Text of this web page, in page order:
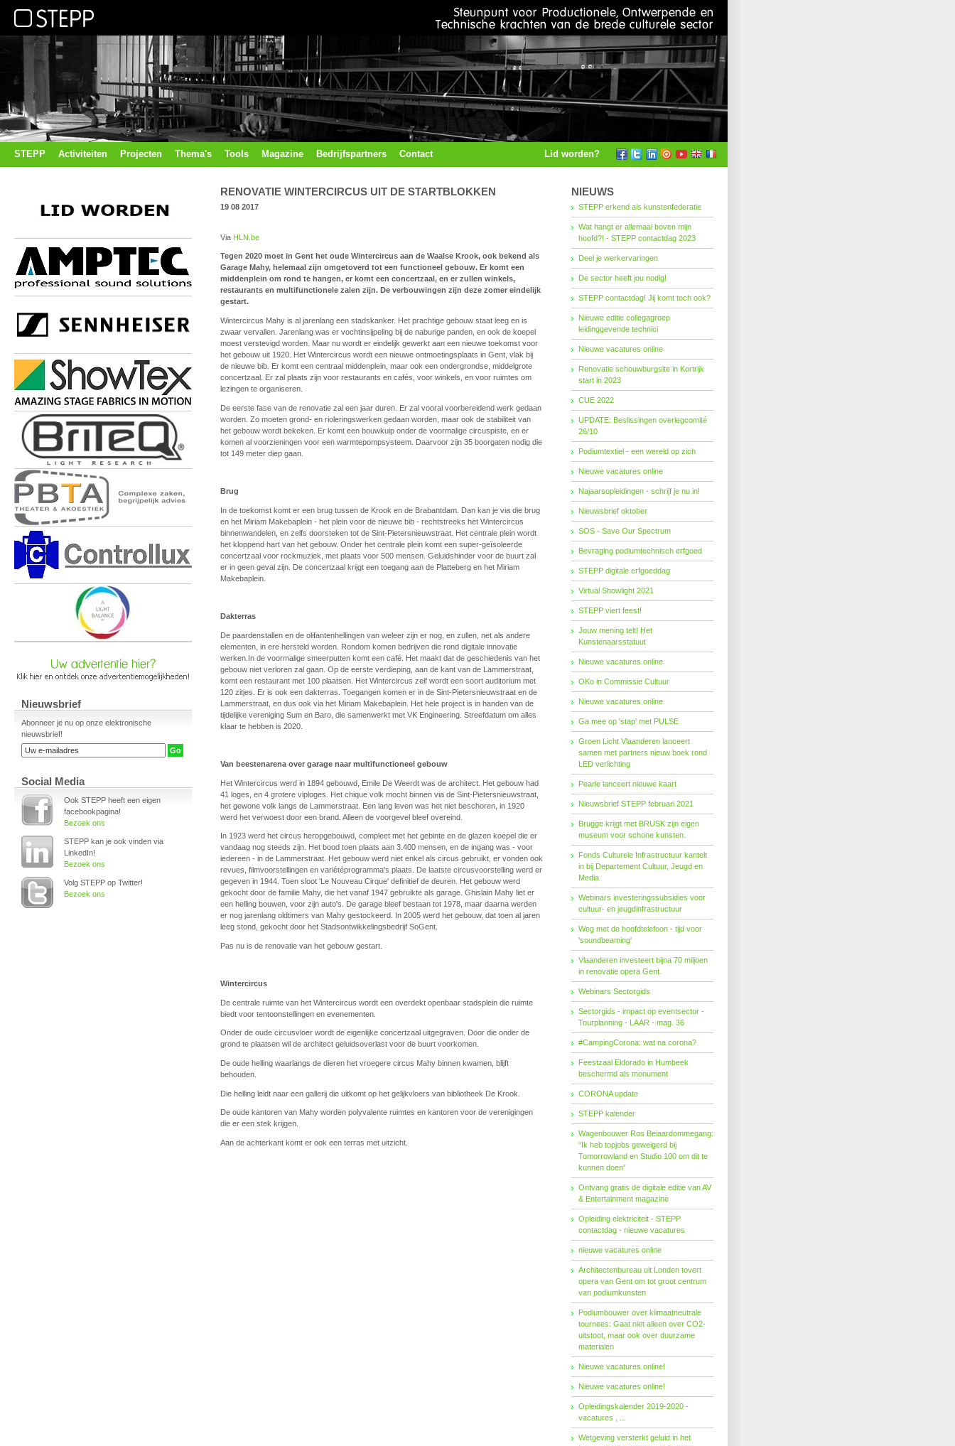
STEPP Activiteiten Projecten Thema's Tools Magazine Bedrijfspartners Contact Lid worden?
Nieuwsbrief
Abonneer je nu op onze elektronische
nieuwsbrief!
Social Media
Ook STEPP heeft een eigen
facebookpagina!
Bezoek ons
STEPP kan je ook vinden via
LinkedIn!
Bezoek ons
Volg STEPP op Twitter!
Bezoek ons
RENOVATIE WINTERCIRCUS UIT DE STARTBLOKKEN
19 08 2017
Via HLN.be
Tegen 2020 moet in Gent het oude Wintercircus aan de Waalse Krook, ook bekend als
Garage Mahy, helemaal zijn omgetoverd tot een functioneel gebouw. Er komt een
middenplein om rond te hangen, er komt een concertzaal, en er zullen winkels,
restaurants en multifunctionele zalen zijn. De verbouwingen zijn deze zomer eindelijk
gestart.
Wintercircus Mahy is al jarenlang een stadskanker. Het prachtige gebouw staat leeg en is
zwaar vervallen. Jarenlang was er vochtinsijpeling bij de naburige panden, en ook de koepel
moest verstevigd worden. Maar nu wordt er eindelijk gewerkt aan een nieuwe toekomst voor
het gebouw uit 1920. Het Wintercircus wordt een nieuwe ontmoetingsplaats in Gent, vlak bij
de nieuwe bib. Er komt een centraal middenplein, maar ook een ondergrondse, middelgrote
concertzaal. Er zal plaats zijn voor restaurants en cafés, voor winkels, en voor ruimtes om
lezingen te organiseren.
De eerste fase van de renovatie zal een jaar duren. Er zal vooral voorbereidend werk gedaan
worden. Zo moeten grond- en rioleringswerken gedaan worden, maar ook de stabiliteit van
het gebouw wordt bekeken. Er komt een bouwkuip onder de voormalige circuspiste, en er
komen al voorzieningen voor een warmtepompsysteem. Daarvoor zijn 35 boorgaten nodig die
tot 149 meter diep gaan.
Brug
In de toekomst komt er een brug tussen de Krook en de Brabantdam. Dan kan je via die brug
en het Miriam Makebaplein - het plein voor de nieuwe bib - rechtstreeks het Wintercircus
binnenwandelen, en zelfs doorsteken tot de Sint-Pietersnieuwstraat. Het centrale plein wordt
het kloppend hart van het gebouw. Onder het centrale plein komt een super-geïsoleerde
concertzaal voor rockmuziek, met plaats voor 500 mensen. Geluidshinder voor de buurt zal
er in geen geval zijn. De concertzaal krijgt een toegang aan de Platteberg en het Miriam
Makebaplein.
Dakterras
De paardenstallen en de olifantenhellingen van weleer zijn er nog, en zullen, net als andere
elementen, in ere hersteld worden. Rondom komen bedrijven die rond digitale innovatie
werken.In de voormalige smeerputten komt een café. Het maakt dat de geschiedenis van het
gebouw niet verloren zal gaan. Op de eerste verdieping, aan de kant van de Lammerstraat,
komt een restaurant met 100 plaatsen. Het Wintercircus zelf wordt een soort auditorium met
120 zitjes. Er is ook een dakterras. Toegangen komen er in de Sint-Pietersnieuwstraat en de
Lammerstraat, en dus ook via het Miriam Makebaplein. Het hele project is in handen van de
tijdelijke vereniging Sum en Baro, die samenwerkt met VK Engineering. Streefdatum om alles
klaar te hebben is 2020.
Van beestenarena over garage naar multifunctioneel gebouw
Het Wintercircus werd in 1894 gebouwd, Emile De Weerdt was de architect. Het gebouw had
41 loges, en 4 grotere viploges. Het chique volk mocht binnen via de Sint-Pietersnieuwstraat,
het gewone volk langs de Lammerstraat. Een lang leven was het niet beschoren, in 1920
werd het verwoest door een brand. Alleen de voorgevel bleef overeind.
In 1923 werd het circus heropgebouwd, compleet met het gebinte en de glazen koepel die er
vandaag nog steeds zijn. Het bood toen plaats aan 3.400 mensen, en de ingang was - voor
iedereen - in de Lammerstraat. Het gebouw werd niet enkel als circus gebruikt, er vonden ook
revues, filmvoorstellingen en variétéprogramma's plaats. De laatste circusvoorstelling werd er
gegeven in 1944. Toen sloot 'Le Nouveau Cirque' definitief de deuren. Het gebouw werd
gekocht door de familie Mahy, die het vanaf 1947 gebruikte als garage. Ghislain Mahy liet er
een helling bouwen, voor zijn auto's. De garage bleef bestaan tot 1978, maar daarna werden
er nog jarenlang oldtimers van Mahy gestockeerd. In 2005 werd het gebouw, dat toen al jaren
leeg stond, gekocht door het Stadsontwikkelingsbedrijf SoGent.
Pas nu is de renovatie van het gebouw gestart.
Wintercircus
De centrale ruimte van het Wintercircus wordt een overdekt openbaar stadsplein die ruimte
biedt voor tentoonstellingen en evenementen.
Onder de oude circusvloer wordt de eigenlijke concertzaal uitgegraven. Door die onder de
grond te plaatsen wil de architect geluidsoverlast voor de buurt voorkomen.
De oude helling waarlangs de dieren het vroegere circus Mahy binnen kwamen, blijft
behouden.
Die helling leidt naar een gallerij die uitkomt op het gelijkvloers van bibliotheek De Krook.
De oude kantoren van Mahy worden polyvalente ruimtes en kantoren voor de verenigingen
die er een stek krijgen.
Aan de achterkant komt er ook een terras met uitzicht.
NIEUWS
STEPP erkend als kunstenfederatie
Wat hangt er allemaal boven mijn
hoofd?! - STEPP contactdag 2023
Deel je werkervaringen
De sector heeft jou nodig!
STEPP contactdag! Jij komt toch ook?
Nieuwe editie collegagroep
leidinggevende technici
Nieuwe vacatures online
Renovatie schouwburgsite in Kortrijk
start in 2023
CUE 2022
UPDATE: Beslissingen overlegcomité
26/10
Podiumtextiel - een wereld op zich
Nieuwe vacatures online
Najaarsopleidingen - schrijf je nu in!
Nieuwsbrief oktober
SOS - Save Our Spectrum
Bevraging podiumtechnisch erfgoed
STEPP digitale erfgoeddag
Virtual Showlight 2021
STEPP viert feest!
Jouw mening telt! Het
Kunstenaarsstatuut
Nieuwe vacatures online
OKo in Commissie Cultuur
Nieuwe vacatures online
Ga mee op 'stap' met PULSE
Groen Licht Vlaanderen lanceert
samen met partners nieuw boek rond
LED verlichting
Pearle lanceert nieuwe kaart
Nieuwsbrief STEPP februari 2021
Brugge krijgt met BRUSK zijn eigen
museum voor schone kunsten.
Fonds Cul­tu­re­le In­fra­struc­tuur kan­telt
in bij De­par­te­ment Cul­tuur, Jeugd en
Me­dia
Webinars investeringssubsidies voor
cultuur- en jeugdinfrastructuur
Weg met de hoofdtelefoon - tijd voor
'soundbeaming'
Vlaanderen investeert bijna 70 miljoen
in renovatie opera Gent.
Webinars Sectorgids
Sectorgids - impact op eventsector -
Tourplanning - LAAR - mag. 36
#CampingCorona: wat na corona?
Feestzaal Eldorado in Humbeek
beschermd als monument
CORONA update
STEPP kalender
Wagenbouwer Ros Beiaardommegang:
“Ik heb topjobs geweigerd bij
Tomorrowland en Studio 100 om dit te
kunnen doen”
Ontvang gratis de digitale editie van AV
& Entertainment magazine
Opleiding elektriciteit - STEPP
contactdag - nieuwe vacatures
nieuwe vacatures online
Architectenbureau uit Londen tovert
opera van Gent om tot groot centrum
van podiumkunsten
Podiumbouwer over klimaatneutrale
tournees: Gaat niet alleen over CO2-
uitstoot, maar ook over duurzame
materialen
Nieuwe vacatures online!
Nieuwe vacatures online!
Opleidingskalender 2019-2020 -
vacatures , ...
Wetgeving versterkt geluid in het